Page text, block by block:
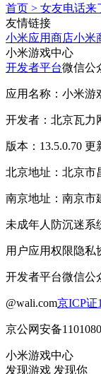
首页 > 女友电话来
友情链接
小米应用商店小米
小米游戏中心
开发者平台微信公
应用名称：小米游
开发者：北京瓦力
版本：13.5.0.70 更
北京地址：北京市
南京地址：南京市
未成年人防沉迷系
用户应用权限隐私
开发者平台微信公
@wali.com京ICP证
京公网安备
小米游戏中心
发现游戏 发现你